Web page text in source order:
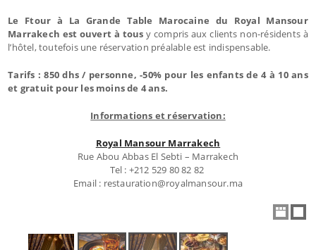
Le Ftour à La Grande Table Marocaine du Royal Mansour
Marrakech est ouvert à tousy compris aux clients non-résidents à
l’hôtel, toutefois une réservation préalable est indispensable.
Tarifs : 850 dhs / personne, -50% pour les enfants de 4 à 10 ans
et gratuit pour les moins de 4 ans.
Informations et réservation:
Royal Mansour Marrakech
Rue Abou Abbas El Sebti – Marrakech
Tel : +212 529 80 82 82
Email : restauration@royalmansour.ma